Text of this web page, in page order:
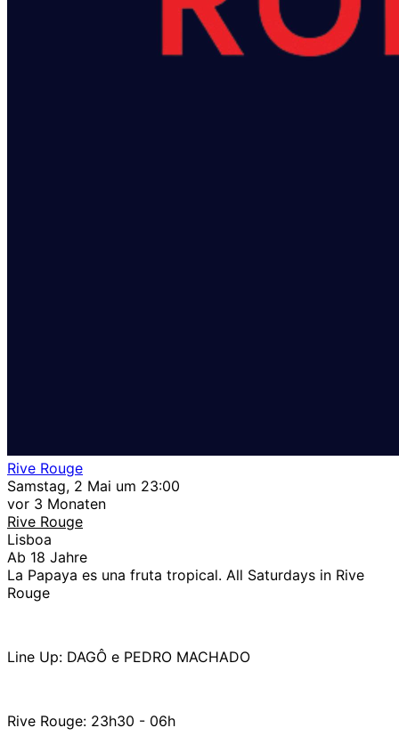
Rive Rouge
Samstag, 2 Mai um 23:00
vor 3 Monaten
Rive Rouge
Lisboa
Ab 18 Jahre
La Papaya es una fruta tropical. All Saturdays in Rive
Rouge
Line Up: DAGÔ e PEDRO MACHADO
Rive Rouge: 23h30 - 06h